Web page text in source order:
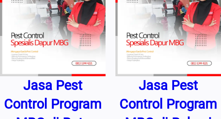
Jasa Pest
Control Program
Jasa Pest
Control Program